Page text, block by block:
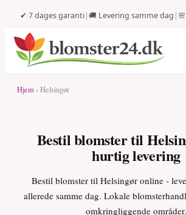
✔ 7 dages garanti|🚚 Levering samme dag |
Hjem › Helsingør
Bestil blomster til
hurtig levering
Bestil blomster til Helsingør online -
allerede samme dag. Lokale
omkringliggende områder.